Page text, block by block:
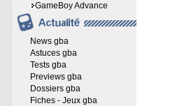
GameBoy Advance
News gba
Astuces gba
Tests gba
Previews gba
Dossiers gba
Fiches - Jeux gba